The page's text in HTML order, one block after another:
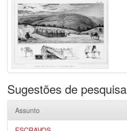
Sugestões de pesquisa
Assunto